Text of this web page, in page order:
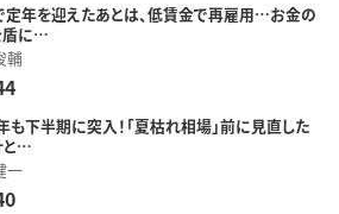
年を迎えたあとは、低賃金で再雇用…お金の
盾に…
輔
下半期に突入！「夏枯れ相場」前に見直した
と…
一